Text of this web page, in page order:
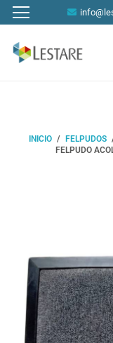
INICIO / FELPUDOS
FELPUDO